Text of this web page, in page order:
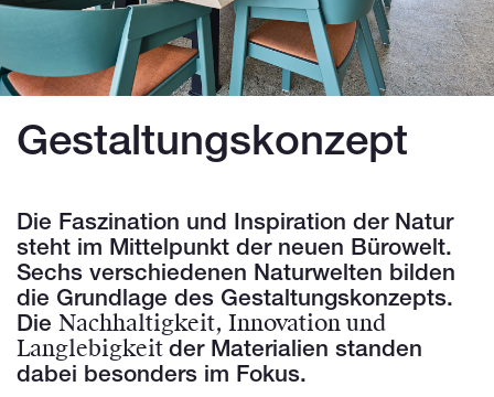
Gestaltungskonzept
Die Faszination und Inspiration der Natur
steht im Mittelpunkt der neuen Bürowelt.
Sechs verschiedenen Naturwelten bilden
die Grundlage des Gestaltungskonzepts.
Die Nachhaltigkeit, Innovation und
Langlebigkeit der Materialien standen
dabei besonders im Fokus.